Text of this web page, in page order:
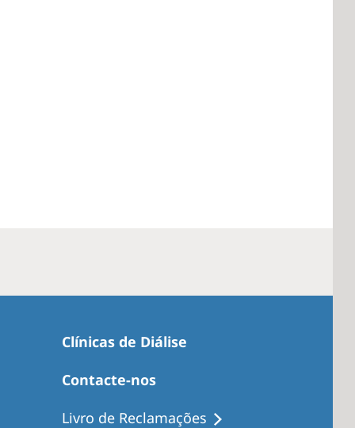
Clínicas de Diálise
Contacte-nos
Livro de Reclamações